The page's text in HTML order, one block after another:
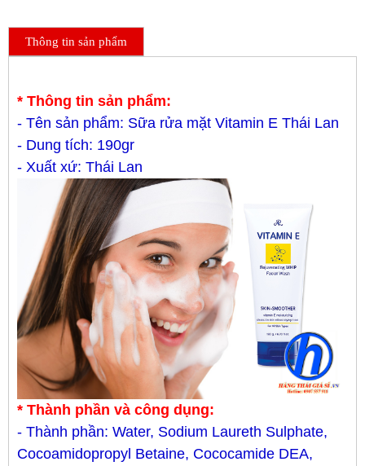
Thông tin sản phẩm
* Thông tin sản phẩm:
- Tên sản phẩm: Sữa rửa mặt Vitamin E Thái Lan
- Dung tích: 190gr
- Xuất xứ: Thái Lan
* Thành phần và công dụng:
- Thành phần: Water, Sodium Laureth Sulphate,
Cocoamidopropyl Betaine, Cococamide DEA,